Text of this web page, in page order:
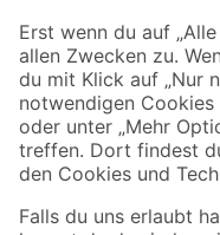
Sicher einkaufen
Jetzt die toom-App